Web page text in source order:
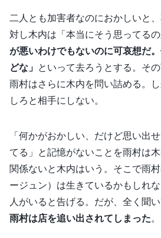
二人とも加害者なのにおかしいと
対し木内は「本当にそう思ってる
が悪いわけでもないのに可哀想だ
どな」 といって去ろうとする。そ
雨村はさらに木内を問い詰める。
しろと相手にしない。
「何かがおかしい、だけど思い出
てる」と記憶がないことを雨村は
関係ないと木内はいう。そこで雨
ージュン）は生きているかもしれ
人がいると告げる。だが、全く聞い
雨村は店を追い出されてしまった。